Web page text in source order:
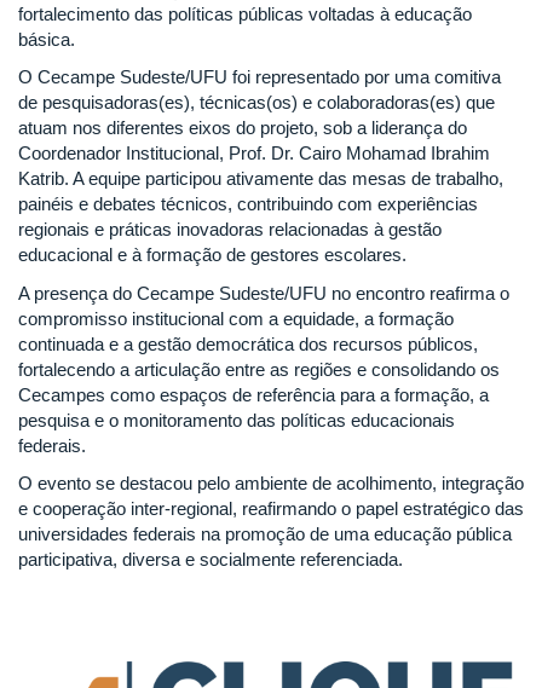
fortalecimento das políticas públicas voltadas à educação
básica.
O Cecampe Sudeste/UFU foi representado por uma comitiva
de pesquisadoras(es), técnicas(os) e colaboradoras(es) que
atuam nos diferentes eixos do projeto, sob a liderança do
Coordenador Institucional, Prof. Dr. Cairo Mohamad Ibrahim
Katrib. A equipe participou ativamente das mesas de trabalho,
painéis e debates técnicos, contribuindo com experiências
regionais e práticas inovadoras relacionadas à gestão
educacional e à formação de gestores escolares.
A presença do Cecampe Sudeste/UFU no encontro reafirma o
compromisso institucional com a equidade, a formação
continuada e a gestão democrática dos recursos públicos,
fortalecendo a articulação entre as regiões e consolidando os
Cecampes como espaços de referência para a formação, a
pesquisa e o monitoramento das políticas educacionais
federais.
O evento se destacou pelo ambiente de acolhimento, integração
e cooperação inter-regional, reafirmando o papel estratégico das
universidades federais na promoção de uma educação pública
participativa, diversa e socialmente referenciada.